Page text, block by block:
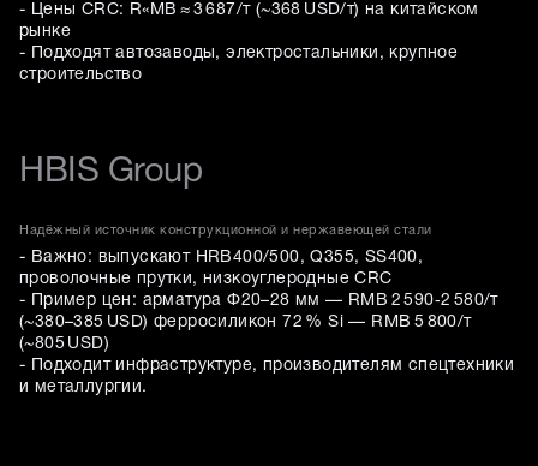
- Цены CRC: R«MB ≈ 3 687/т (~368 USD/т) на китайском
рынке
- Подходят автозаводы, электростальники, крупное
строительство
HBIS Group
Надёжный источник конструкционной и нержавеющей стали
- Важно: выпускают HRB400/500, Q355, SS400,
проволочные прутки, низкоуглеродные CRC
- Пример цен: арматура Ф20–28 мм — RMB 2 590‑2 580/т
(~380–385 USD) ферросиликон 72 % Si — RMB 5 800/т
(~805 USD)
- Подходит инфраструктуре, производителям спецтехники
и металлургии.